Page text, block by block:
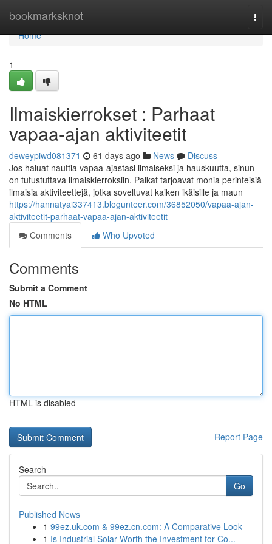
bookmarksknot
Home
Home
1
Ilmaiskierrokset : Parhaat
vapaa-ajan aktiviteetit
deweypiwd081371 61 days ago News
Discuss
Jos haluat nauttia vapaa-ajastasi ilmaiseksi ja hauskuutta, sinun
on tutustuttava ilmaiskierroksiin. Paikat tarjoavat monia perinteisiä
ilmaisia aktiviteettejä, jotka soveltuvat kaiken ikäisille ja maun
https://hannatyai337413.blogunteer.com/36852050/vapaa-ajan-
aktiviteetit-parhaat-vapaa-ajan-aktiviteetit
Comments
Who Upvoted
Comments
Submit a Comment
No HTML
HTML is disabled
Report Page
Search
Go
Published News
1 99ez.uk.com & 99ez.cn.com: A Comparative Look
1 Is Industrial Solar Worth the Investment for Co...